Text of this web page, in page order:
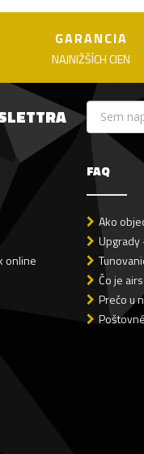
GARANCIA
NAJNIŽŠÍCH CIEN
online
FAQ
Ako
Upgrady
Čo je
Prečo u